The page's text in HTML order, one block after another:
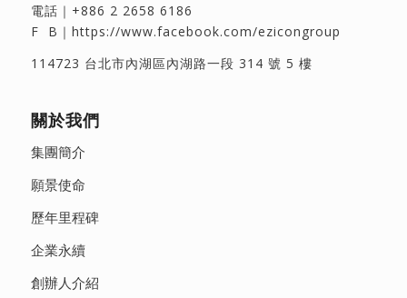
電話｜ +886 2 2658 6186
F B｜ https://www.facebook.com/ezicongroup
114723 台北市內湖區內湖路一段 314 號 5 樓
關於我們
集團簡介
願景使命
歷年里程碑
企業永續
創辦人介紹